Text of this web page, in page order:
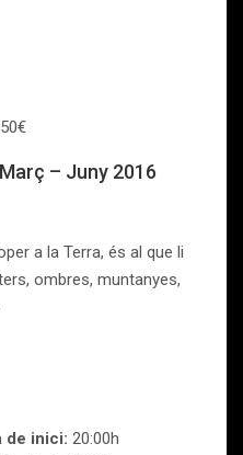
– Juny 2016
a la Terra, és al que li
ombres, muntanyes,
de inici: 20:00h